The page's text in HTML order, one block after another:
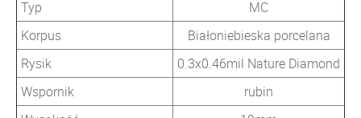
Typ
MC
Korpus
Białoniebieska porcelana
Rysik
0.3x0.46mil Nature Diamond
Wspornik
rubin